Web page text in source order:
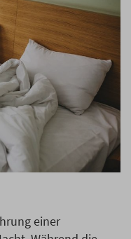
einer